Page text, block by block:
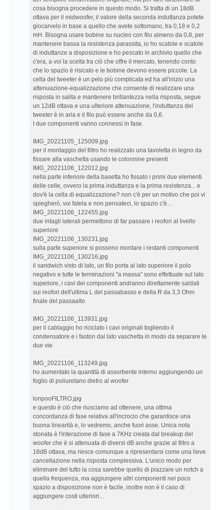
cosa bisogna procedere in questo modo. Si tratta di un 18dB
ottava per il midwoofer, il valore della seconda induttanza potete
giocarvelo in base a quello che avete sottomano, tra 0,18 e 0,2
mH. Bisogna usare bobine su nucleo con filo almeno da 0,8, per
mantenere bassa la resistenza parassita, io ho scatole e scatole
di induttanze a disposizione e ho pescato in archivio quello che
c'era, a voi la scelta tra ciò che offre il mercato, tenendo conto
che lo spazio è risicato e le bobine devono essere piccole. La
cella del tweeter è un pelo più complicata ed ha all'inizio una
attenuazione-equalizzazione che consente di realizzare una
risposta in salita e mantenere brillantezza nella risposta, segue
un 12dB ottava e una ulteriore attenuazione, l'induttanza del
tweeter è in aria e il filo può essere anche da 0,6.
I due componenti vanno connessi in fase.
IMG_20221105_125009.jpg
per il montaggio del filtro ho realizzato una tavoletta in legno da
fissare alla vaschetta usando le colonnine presenti
IMG_20221106_122012.jpg
nella parte inferiore della basetta ho fissato i primi due elementi
delle celle, ovvero la prima induttanza e la prima resistenza... e
dov'è la cella di equalizzazione? non c'è per un motivo che poi vi
spiegherò, voi fatela e non pensateci, lo spazio c'è...
IMG_20221106_122455.jpg
due intagli laterali permettono di far passare i reofori al livello
superiore
IMG_20221106_130231.jpg
sulla parte superiore si possono montare i restanti componenti
IMG_20221106_130216.jpg
il sandwich visto di lato, un filo porta al lato superiore il polo
negativo e tutte le terminazioni "a massa" sono effettuate sul lato
superiore, i cavi dei componenti andranno direttamente saldati
sui reofori dell'ultima L del passabasso e della R da 3,3 Ohm
finale del passaalto
IMG_20221106_113931.jpg
per il cablaggio ho riciclato i cavi originali togliendo il
condensatore e i faston dal lato vaschetta in modo da separare le
due vie
IMG_20221106_113249.jpg
ho aumentato la quantità di assorbente interno aggiungendo un
foglio di poliuretano dietro al woofer
lonpooFILTRO.jpg
e questo è ciò che riusciamo ad ottenere, una ottima
concordanza di fase relativa all'incrocio che garantisce una
buona linearità e, lo vedremo, anche fuori asse. Unica nota
stonata è l'interazione di fase a 7KHz creata dal breakup del
woofer che è si attenuata di diversi dB anche grazie al filtro a
18dB ottava, ma riesce comunque a ripresentarsi come una lieve
cancellazione nella risposta complessiva. L'unico modo per
eliminare del tutto la cosa sarebbe quello di piazzare un notch a
quella frequenza, ma aggiungere altri componenti nel poco
spazio a disposizione non è facile, inoltre non è il caso di
aggiungere costi ulteriori...